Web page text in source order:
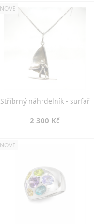
NOVÉ
Stříbrný náhrdelník - surfař
2 300 Kč
NOVÉ